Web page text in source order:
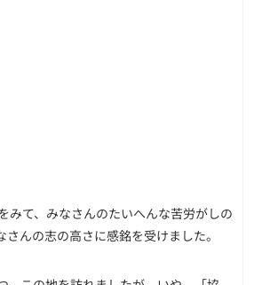
みて、みなさんのたいへんな苦労がしの
んの志の高さに感銘を受けました。